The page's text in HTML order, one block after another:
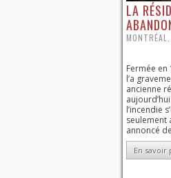
LA
Fermée en
l’a
ancienne
l’incendie
seulement
annoncé
En savoir